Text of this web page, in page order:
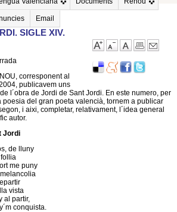
Email
SIGLE XIV.
corresponent al
publicavem uns
l´obra de Jordi de Sant Jordi. En este numero, per
poesia del gran poeta valencià, tornem a publicar
i aixi, completar, relativament, l´idea general
autor.
Jordi
de lluny
me puny
vista
al partir,
conquista.